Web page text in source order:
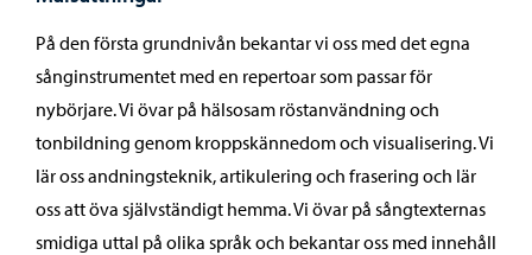
På den första grundnivån bekantar vi oss med det egna
sånginstrumentet med en repertoar som passar för
nybörjare. Vi övar på hälsosam röstanvändning och
tonbildning genom kroppskännedom och visualisering. Vi
lär oss andningsteknik, artikulering och frasering och lär
oss att öva självständigt hemma. Vi övar på sångtexternas
smidiga uttal på olika språk och bekantar oss med innehåll